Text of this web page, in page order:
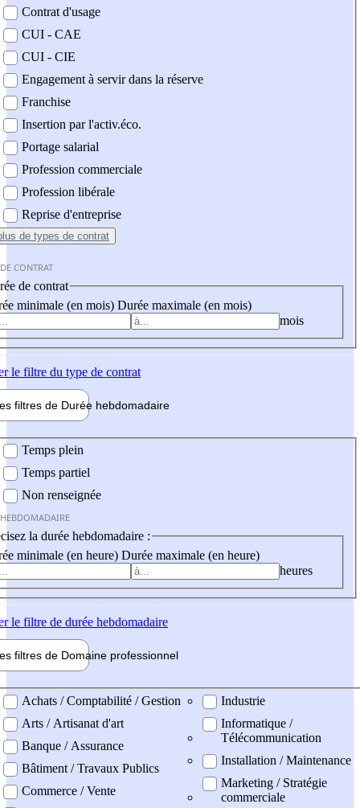
Contrat d'usage
CUI - CAE
CUI - CIE
Engagement à servir dans la réserve
Franchise
Insertion par l'activ.éco.
Portage salarial
Profession commerciale
Profession libérale
Reprise d'entreprise
de types de contrat
CONTRAT
de contrat
minimale (en mois) Durée maximale (en mois)
mois
le filtre du type de contrat
filtres de Durée hebdomadaire
Temps plein
Temps partiel
Non renseignée
la durée hebdomadaire :
minimale (en heure) Durée maximale (en heure)
heures
le filtre de durée hebdomadaire
filtres de Domaine professionnel
professionel
Achats / Comptabilité / Gestion
Arts / Artisanat d'art
Banque / Assurance
Bâtiment / Travaux Publics
Commerce / Vente
Industrie
Informatique /
Télécommunication
Installation / Maintenance
Marketing / Stratégie
commerciale